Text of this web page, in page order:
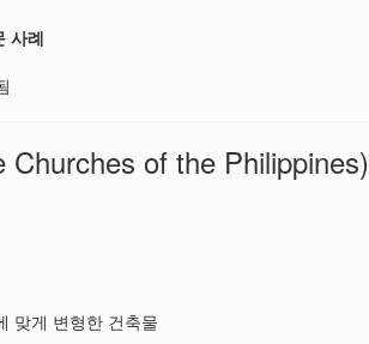
사례
of the Philippines)
맞게 변형한 건축물